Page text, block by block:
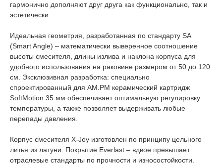
гармонично дополняют друг друга как функционально, так и
эстетически.
Идеальная геометрия, разработанная по стандарту SA
(Smart Angle) – математически выверенное соотношение
высоты смесителя, длины излива и наклона корпуса для
удобного использования на раковине размером от 50 до 120
см. Эксклюзивная разработка: специально
спроектированный для АМ.РМ керамический картридж
SoftMotion 35 мм обеспечивает оптимальную регулировку
температуры, а также позволяет выдерживать любые
перепады давления.
Корпус смесителя X-Joy изготовлен по принципу цельного
литья из латуни. Покрытие Everlast – вдвое превышает
отраслевые стандарты по прочности и износостойкости.